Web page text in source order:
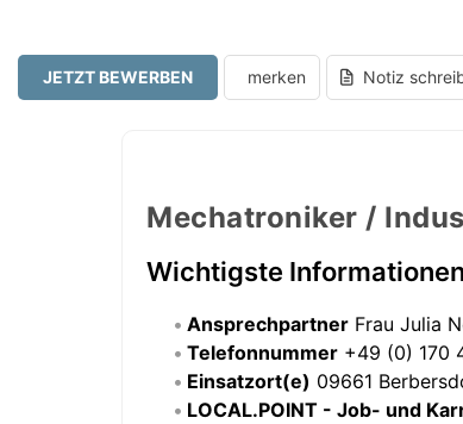
JETZT BEWERBEN merken Notiz
Mechatroniker /
Wichtigste Informationen
Ansprechpartner Frau Julia
Telefonnummer +49 (0) 170
Einsatzort(e) 09661
LOCAL.POINT - Job- und